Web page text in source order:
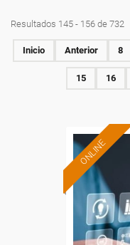
Resultados 145 - 156 de 732
Inicio Anterior 8
15 16
ONLINE